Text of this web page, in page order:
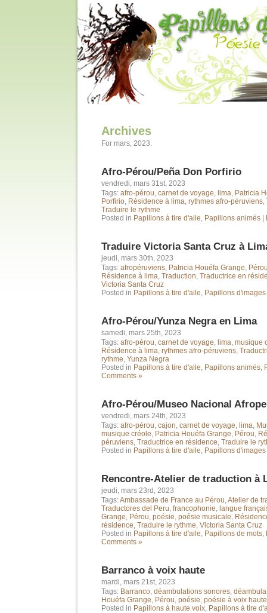
Archives
For mars, 2023.
Afro-Pérou/Peña Don Porfirio
vendredi, mars 31st, 2023
Tags: afro-pérou, carnet de voyage, lima, Patricia
Porfirio, Résidence à lima, rythmes afro-péruviens,
Traduire le rythme
Posted in Papillons à tire d'aile, Papillons animés
Traduire Victoria Santa Cruz à
jeudi, mars 30th, 2023
Tags: afropéruviens, Patricia Houéfa Grange,
Résidence à lima, Traduction, Traductrice en
Victoria Santa Cruz
Posted in Papillons à tire d'aile, Papillons d'images
Afro-Pérou/Yunza Negra en Lima
samedi, mars 25th, 2023
Tags: afro-pérou, carnet de voyage, lima, musique
Résidence à lima, rythmes afro-péruviens,
rythme, Yunza Negra
Posted in Papillons à tire d'aile, Papillons animés,
Comments »
Afro-Pérou/Museo Nacional
vendredi, mars 24th, 2023
Tags: afro-pérou, cajon, carnet de voyage, lima,
musique créole, Patricia Houéfa Grange, Pérou,
péruviens, Traductrice en résidence, Traduire le
Posted in Papillons à tire d'aile, Papillons d'images
Rencontre-Atelier de traduction à
jeudi, mars 23rd, 2023
Tags:Ambassade de France au Pérou,Atelier de
Traductores del Peru, francophonie, langue
Grange, Pérou, poésie, poésie musicale,
résidence, Traduire le rythme, Victoria Santa Cruz
Posted in Papillons à tire d'aile, Papillons de mots,
Comments »
Barranco à voix haute
mardi, mars 21st, 2023
Tags: Barranco, déambulations sonores,
Houéfa Grange, Pérou, poésie, poésie à voix haute
Posted in Papillons à haute voix, Papillons à tire